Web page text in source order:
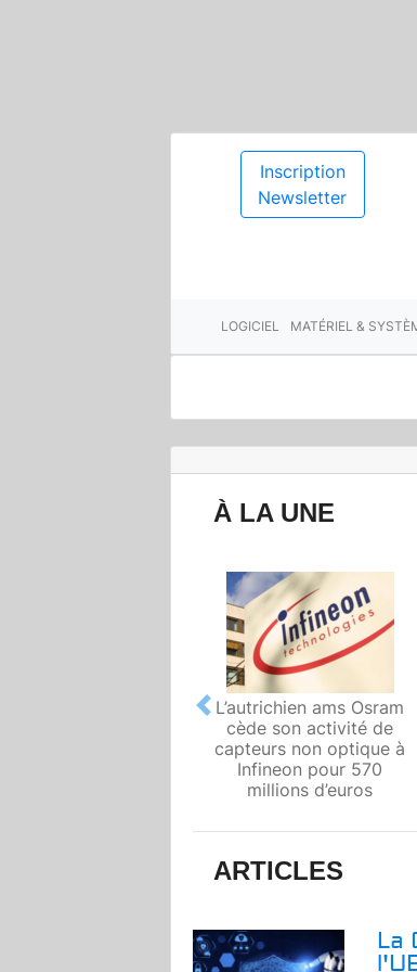
Inscription
Newsletter
LOGICIEL MATÉRIEL &
À LA UNE
L’autrichien ams Osram
cède son activité de
capteurs non optique à
Infineon pour 570
millions d’euros
Previous
ARTICLES
La